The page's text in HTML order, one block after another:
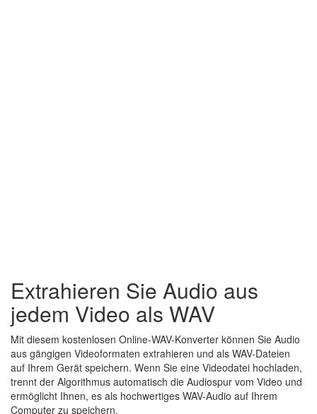
Extrahieren Sie Audio aus
jedem Video als WAV
Mit diesem kostenlosen Online-WAV-Konverter können Sie Audio
aus gängigen Videoformaten extrahieren und als WAV-Dateien
auf Ihrem Gerät speichern. Wenn Sie eine Videodatei hochladen,
trennt der Algorithmus automatisch die Audiospur vom Video und
ermöglicht Ihnen, es als hochwertiges WAV-Audio auf Ihrem
Computer zu speichern.